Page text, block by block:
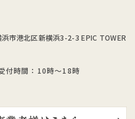
市港北区新横浜3-2-3 EPIC TOWER
付時間：10時～18時